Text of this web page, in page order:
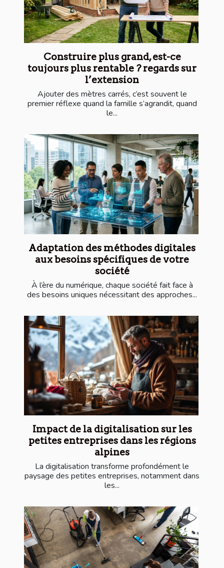
Construire plus grand, est-ce
toujours plus rentable ? regards sur
l’extension
Ajouter des mètres carrés, c’est souvent le
premier réflexe quand la famille s’agrandit, quand
le...
Adaptation des méthodes digitales
aux besoins spécifiques de votre
société
À l’ère du numérique, chaque société fait face à
des besoins uniques nécessitant des approches...
Impact de la digitalisation sur les
petites entreprises dans les régions
alpines
La digitalisation transforme profondément le
paysage des petites entreprises, notamment dans
les...